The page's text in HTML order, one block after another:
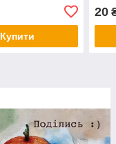
Купити
20